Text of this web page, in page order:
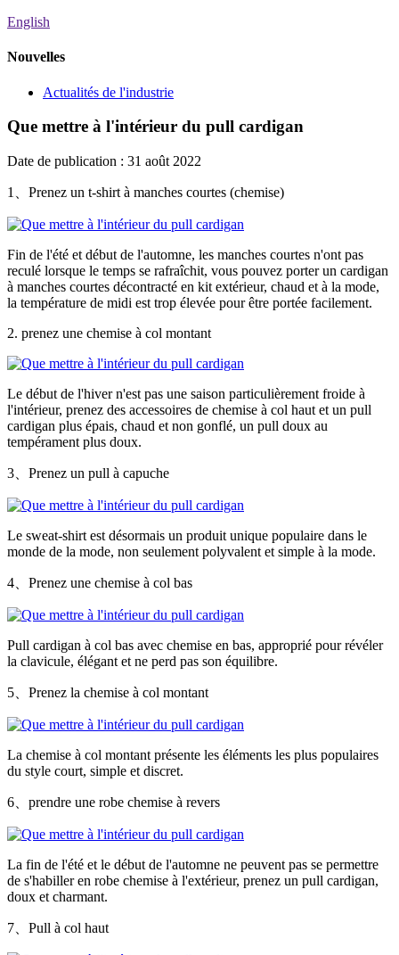
English
Nouvelles
Actualités de l'industrie
Que mettre à l'intérieur du pull cardigan
Date de publication : 31 août 2022
1、Prenez un t-shirt à manches courtes (chemise)
Fin de l'été et début de l'automne, les manches courtes n'ont pas
reculé lorsque le temps se rafraîchit, vous pouvez porter un cardigan
à manches courtes décontracté en kit extérieur, chaud et à la mode,
la température de midi est trop élevée pour être portée facilement.
2. prenez une chemise à col montant
Le début de l'hiver n'est pas une saison particulièrement froide à
l'intérieur, prenez des accessoires de chemise à col haut et un pull
cardigan plus épais, chaud et non gonflé, un pull doux au
tempérament plus doux.
3、Prenez un pull à capuche
Le sweat-shirt est désormais un produit unique populaire dans le
monde de la mode, non seulement polyvalent et simple à la mode.
4、Prenez une chemise à col bas
Pull cardigan à col bas avec chemise en bas, approprié pour révéler
la clavicule, élégant et ne perd pas son équilibre.
5、Prenez la chemise à col montant
La chemise à col montant présente les éléments les plus populaires
du style court, simple et discret.
6、prendre une robe chemise à revers
La fin de l'été et le début de l'automne ne peuvent pas se permettre
de s'habiller en robe chemise à l'extérieur, prenez un pull cardigan,
doux et charmant.
7、Pull à col haut